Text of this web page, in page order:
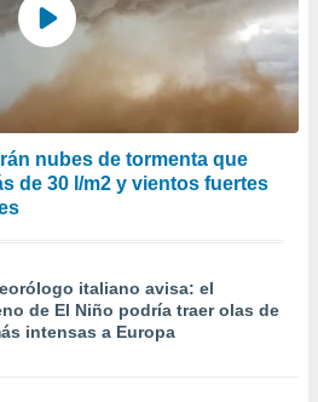
nubes de tormenta que
de 30 l/m2 y vientos fuertes
italiano avisa: el
de El Niño podría traer olas de
intensas a Europa